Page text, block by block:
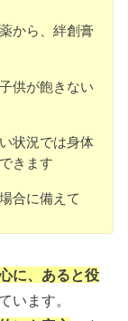
から、絆創膏
供が飽きない
状況では身体
きます
合に備えて
に、あると役
います。